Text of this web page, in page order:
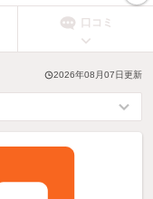
口コミ
2026年08月07日更新